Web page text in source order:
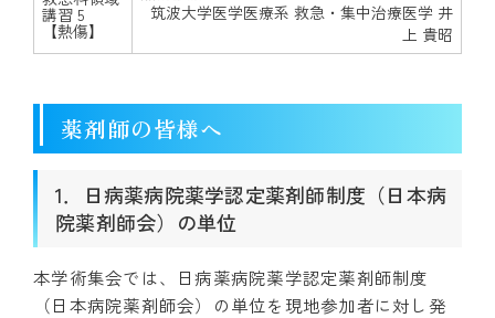
講習 5
【熱傷】
筑波大学医学医療系 救急・集中治療医学 井
上 貴昭
薬剤師の皆様へ
1．日病薬病院薬学認定薬剤師制度（日本病
院薬剤師会）の単位
本学術集会では、日病薬病院薬学認定薬剤師制度
（日本病院薬剤師会）の単位を現地参加者に対し発